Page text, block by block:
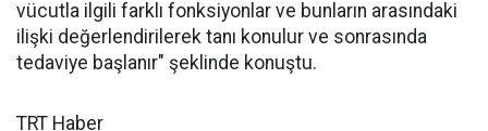
vücutla ilgili farklı fonksiyonlar ve bunların arasındaki
ilişki değerlendirilerek tanı konulur ve sonrasında
tedaviye başlanır" şeklinde konuştu.
TRT Haber